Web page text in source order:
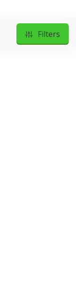
Filters